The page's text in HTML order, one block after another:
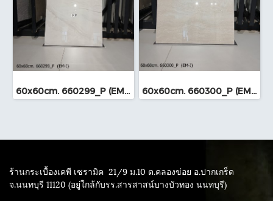
60x60cm. 660299_P (EM-I) 60x60cm. 660300_P (EM-I)
ร้านกระเบื้องเคพี เซรามิค 21/9 ม.10 ต.คลองข่อย อ.ปากเกร็ด
จ.นนทบุรี 11120 (อยู่ใกล้กับรร.สารสาสน์บางบัวทอง นนทบุรี)